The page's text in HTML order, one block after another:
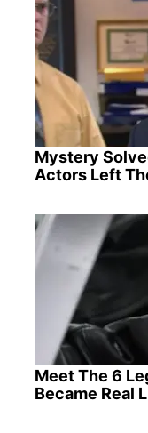
Mystery
Actors Left
Meet The 6
Became Real